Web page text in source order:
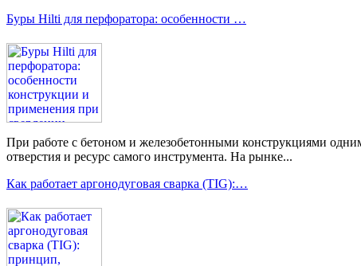
Буры Hilti для перфоратора: особенности …
При работе с бетоном и железобетонными конструкциями
отверстия и ресурс самого инструмента. На рынке...
Как работает аргонодуговая сварка (TIG):…